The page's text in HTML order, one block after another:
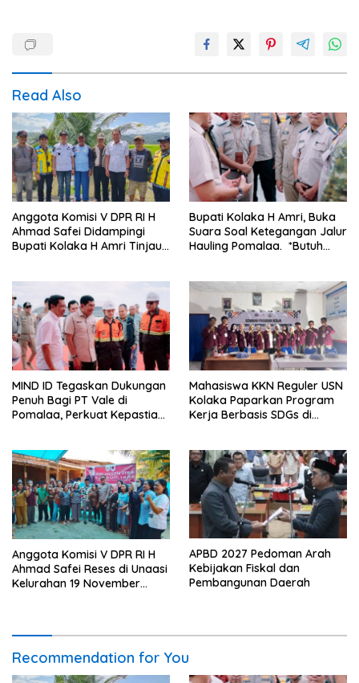
Read Also
Anggota Komisi V DPR RI H
Ahmad Safei Didampingi
Bupati Kolaka H Amri Tinjau
Kelurahan 19 November
Wundulako
Bupati Kolaka H Amri, Buka
Suara Soal Ketegangan Jalur
Hauling Pomalaa. *Butuh
Premanisme Industrial
MIND ID Tegaskan Dukungan
Penuh Bagi PT Vale di
Pomalaa, Perkuat Kepastian
Mahasiswa KKN Reguler USN
Kolaka Paparkan Program
Kerja Berbasis SDGs di
Anggota Komisi V DPR RI H
Ahmad Safei Reses di Unaasi
Kelurahan 19 November
APBD 2027 Pedoman Arah
Kebijakan Fiskal dan
Pembangunan Daerah
Recommendation for You